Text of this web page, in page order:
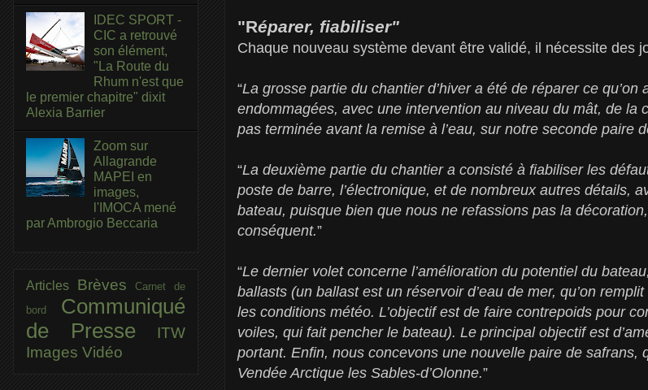
"Réparer, fiabiliser"
Chaque nouveau système devant être validé, il nécessite des
“La grosse partie du chantier d’hiver a été de réparer ce
endommagées, avec une intervention au niveau du mât, de la
pas terminée avant la remise à l’eau, sur notre seconde paire
“La deuxième partie du chantier a consisté à fiabiliser les
poste de barre, l’électronique, et de nombreux autres détails,
bateau, puisque bien que nous ne refassions pas la
conséquent.”
“Le dernier volet concerne l’amélioration du potentiel du
ballasts (un ballast est un réservoir d’eau de mer, qu’on
les conditions météo. L’objectif est de faire contrepoids pour
voiles, qui fait pencher le bateau). Le principal objectif est
portant. Enfin, nous concevons une nouvelle paire de safrans,
Vendée Arctique les Sables-d’Olonne.”
IDEC SPORT -
CIC a retrouvé
son élément,
"La Route du
Rhum n'est que
le premier chapitre" dixit
Alexia Barrier
Zoom sur
Allagrande
MAPEI en
images,
l'IMOCA mené
par Ambrogio Beccaria
Articles BrèvesCarnet de
bord Communiqué
de Presse
ITW
Images Vidéo